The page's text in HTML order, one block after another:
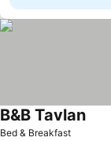
Bed & Breakfast
B&B Tavlan